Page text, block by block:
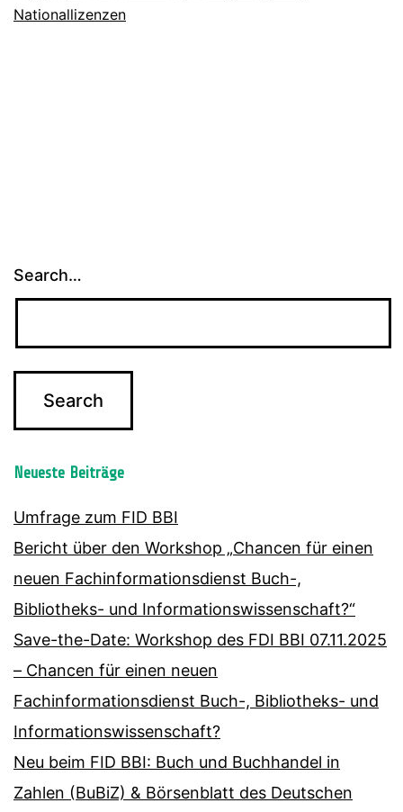
Nationallizenzen
Search…
Neueste Beiträge
Umfrage zum FID BBI
Bericht über den Workshop „Chancen für einen
neuen Fachinformationsdienst Buch-,
Bibliotheks- und Informationswissenschaft?“
Save-the-Date: Workshop des FDI BBI 07.11.2025
– Chancen für einen neuen
Fachinformationsdienst Buch-, Bibliotheks- und
Informationswissenschaft?
Neu beim FID BBI: Buch und Buchhandel in
Zahlen (BuBiZ) & Börsenblatt des Deutschen